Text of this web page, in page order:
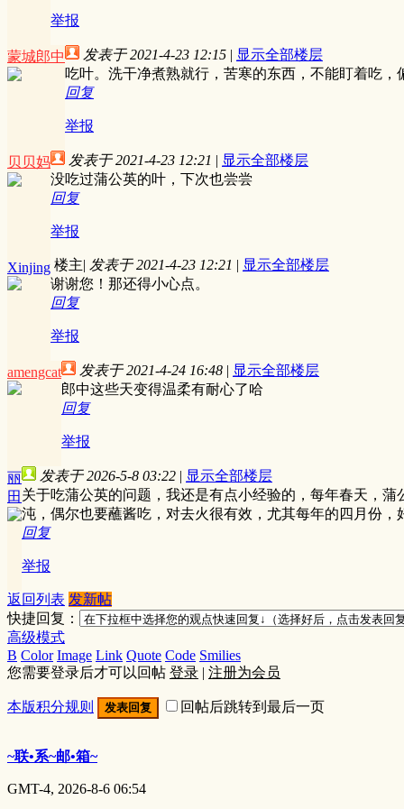
举报
蒙城郎中 发表于 2021-4-23 12:15 | 显示全部楼层
吃叶。洗干净煮熟就行，苦寒的东西，不能盯着吃
回复
举报
贝贝妈 发表于 2021-4-23 12:21 | 显示全部楼层
没吃过蒲公英的叶，下次也尝尝
回复
举报
Xinjing 楼主| 发表于 2021-4-23 12:21 | 显示全部楼层
谢谢您！那还得小心点。
回复
举报
amengcat 发表于 2021-4-24 16:48 | 显示全部楼层
郎中这些天变得温柔有耐心了哈
回复
举报
丽
田
发表于 2026-5-8 03:22 | 显示全部楼层
关于吃蒲公英的问题，我还是有点小经验的，每年春天，
沌，偶尔也要蘸酱吃，对去火很有效，尤其每年的四月份
回复
举报
返回列表 发新帖
快捷回复：
高级模式
B Color Image Link Quote Code Smilies
您需要登录后才可以回帖 登录 | 注册为会员
本版积分规则 发表回复 回帖后跳转到最后一页
~联•系~邮•箱~
GMT-4, 2026-8-6 06:54